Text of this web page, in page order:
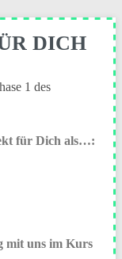
DICH
1 des
für Dich als…:
mit uns im Kurs